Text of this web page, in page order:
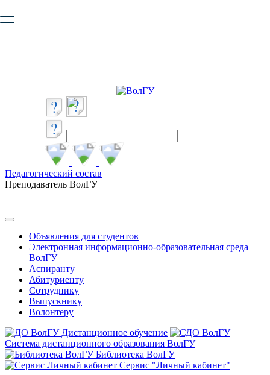
безопасную работу с сайтом. Пожалуйста
Педагогический состав
Преподаватель ВолГУ
Объявления для студентов
Электронная информационно-образовательная среда
ВолГУ
Аспиранту
Абитуриенту
Сотруднику
Выпускнику
Волонтеру
Дистанционное обучение
Система дистанционного образования ВолГУ
Библиотека ВолГУ
Сервис "Личный кабинет"